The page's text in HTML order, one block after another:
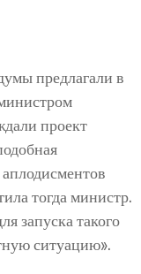
предлагали в
проект
тогда министр.
запуска такого
ситуацию».